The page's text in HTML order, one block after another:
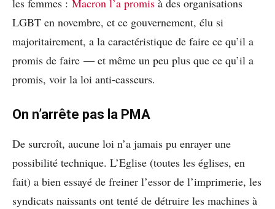
les femmes : Macron l’a promis à des organisations
LGBT en novembre, et ce gouvernement, élu si
majoritairement, a la caractéristique de faire ce qu’il a
promis de faire — et même un peu plus que ce qu’il a
promis, voir la loi anti-casseurs.
On n’arrête pas la PMA
De surcroît, aucune loi n’a jamais pu enrayer une
possibilité technique. L’Eglise (toutes les églises, en
fait) a bien essayé de freiner l’essor de l’imprimerie, les
syndicats naissants ont tenté de détruire les machines à